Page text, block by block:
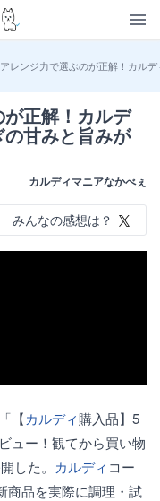
レンジ力で選ぶのが正解！カル
正解！カルデ
甘みと旨みが
カルディマニアなかべぇ
みんなの感想は？
【カルディ購入品】5
ュー！観てから買い物
した。 カルディ コー
商品を実際に調理・試